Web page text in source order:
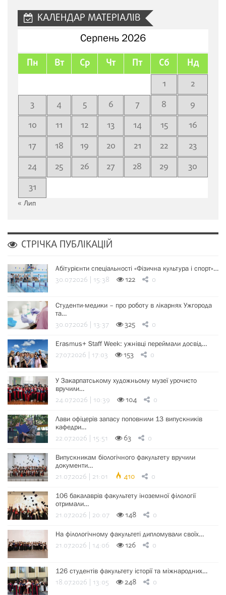
КАЛЕНДАР МАТЕРІАЛІВ
Серпень 2026
Пн Вт Ср Чт Пт Сб Нд
1
2
3
4 5 6 7 8
9
10
11 12 13 14 15
16
17
18 19 20 21 22
23
24
25 26 27 28 29
30
31
« Лип
СТРІЧКА ПУБЛІКАЦІЙ
Абітурієнти спеціальності «Фізична культура і спорт»…
30.07.2026 | 15:38 122 0
Студенти-медики – про роботу в лікарнях Ужгорода
та…
30.07.2026 | 13:37 325 0
Erasmus+ Staff Week: ужнівці переймали досвід…
27.07.2026 | 17:03 153 0
У Закарпатському художньому музеї урочисто
вручили…
24.07.2026 | 10:39 104 0
Лави офіцерів запасу поповнили 13 випускників
кафедри…
22.07.2026 | 15:51 63 0
Випускникам біологічного факультету вручили
документи…
21.07.2026 | 21:01 410 0
106 бакалаврів факультету іноземної філології
отримали…
21.07.2026 | 20:07 148 0
На філологічному факультеті дипломували своїх…
21.07.2026 | 14:06 126 0
126 студентів факультету історії та міжнародних…
18.07.2026 | 13:05 248 0